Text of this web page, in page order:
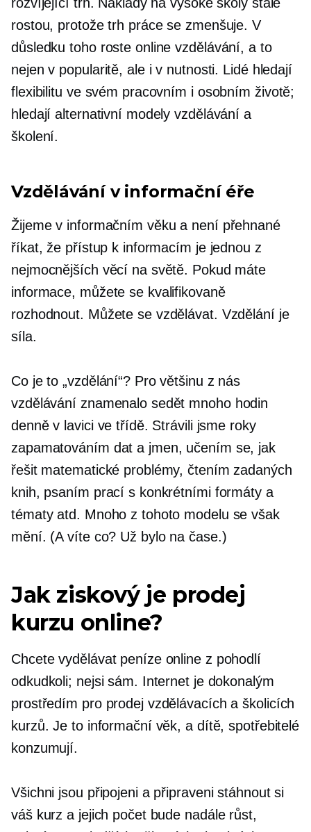
rostou, protože trh práce se zmenšuje. V
důsledku toho roste online vzdělávání, a to
nejen v popularitě, ale i v nutnosti. Lidé hledají
flexibilitu ve svém pracovním i osobním životě;
hledají alternativní modely vzdělávání a
školení.
Vzdělávání v informační éře
Žijeme v informačním věku a není přehnané
říkat, že přístup k informacím je jednou z
nejmocnějších věcí na světě. Pokud máte
informace, můžete se kvalifikovaně
rozhodnout. Můžete se vzdělávat. Vzdělání je
síla.
Co je to „vzdělání“? Pro většinu z nás
vzdělávání znamenalo sedět mnoho hodin
denně v lavici ve třídě. Strávili jsme roky
zapamatováním dat a jmen, učením se, jak
řešit matematické problémy, čtením zadaných
knih, psaním prací s konkrétními formáty a
tématy atd. Mnoho z tohoto modelu se však
mění. (A víte co? Už bylo na čase.)
Jak ziskový je prodej
kurzu online?
Chcete vydělávat peníze online z pohodlí
odkudkoli; nejsi sám. Internet je dokonalým
prostředím pro prodej vzdělávacích a školicích
kurzů. Je to informační věk, a dítě, spotřebitelé
konzumují.
Všichni jsou připojeni a připraveni stáhnout si
váš kurz a jejich počet bude nadále růst,